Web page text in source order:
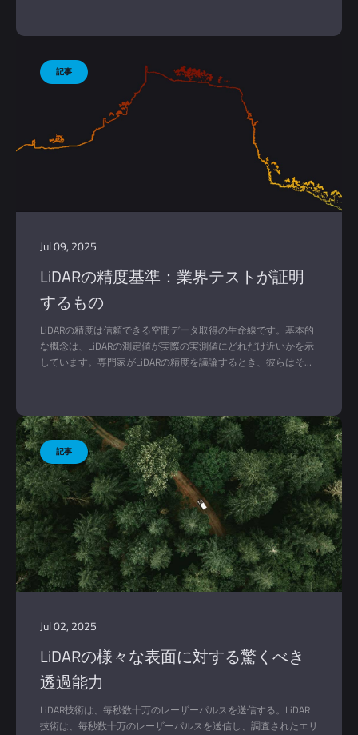
Jul 02, 2025
LiDARの様々な表面に対する驚くべき
透過能力
LiDAR技術は、毎秒数十万のレーザーパルスを送信する。LiDAR
技術は、毎秒数十万のレーザーパルスを送信し、調査されたエリ
Jul 09, 2025
LiDARの精度基準：業界テストが証明
するもの
LiDARの精度は信頼できる空間データ取得の生命線です。基本的
な概念は、LiDARの測定値が実際の実測値にどれだけ近いかを示
しています。専門家がLiDARの精度を議論するとき、彼らはそれ